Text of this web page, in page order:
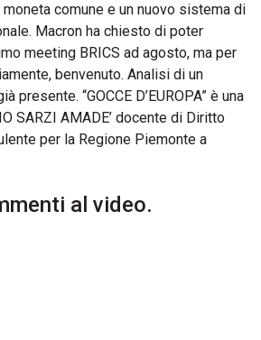
comune e un nuovo sistema di
Macron ha chiesto di poter
meeting BRICS ad agosto, ma per
benvenuto. Analisi di un
presente. “GOCCE D’EUROPA” è una
SARZI AMADE’ docente di Diritto
per la Regione Piemonte a
al video.